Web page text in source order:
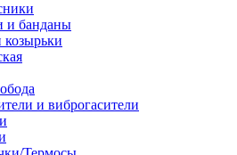
и банданы
и виброгасители